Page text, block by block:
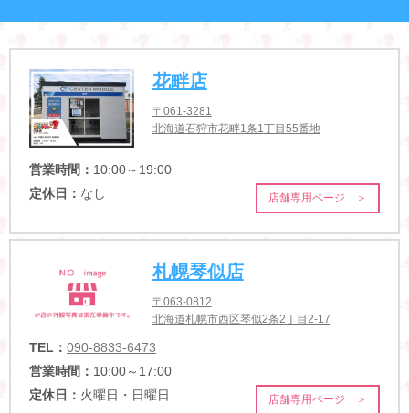
花畔店
〒061-3281
北海道石狩市花畔1条1丁目55番地
営業時間： 10:00～19:00
定休日： なし 店舗専用ページ ＞
札幌琴似店
〒063-0812
北海道札幌市西区琴似2条2丁目2-17
TEL： 090-8833-6473
営業時間： 10:00～17:00
定休日： 火曜日・日曜日 店舗専用ページ ＞